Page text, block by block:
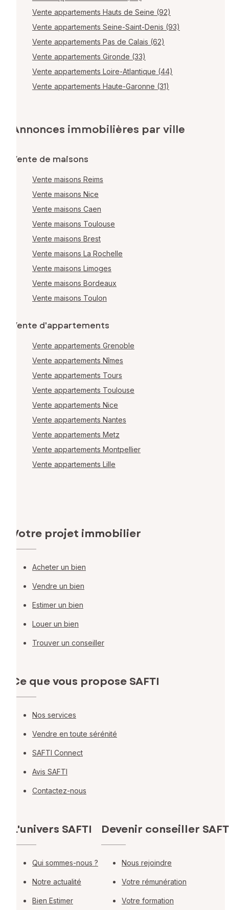
Vente appartements Hauts de Seine (92)
Vente appartements Seine-Saint-Denis (93)
Vente appartements Pas de Calais (62)
Vente appartements Gironde (33)
Vente appartements Loire-Atlantique (44)
Vente appartements Haute-Garonne (31)
Annonces immobilières par ville
Vente de maisons
Vente maisons Reims
Vente maisons Nice
Vente maisons Caen
Vente maisons Toulouse
Vente maisons Brest
Vente maisons La Rochelle
Vente maisons Limoges
Vente maisons Bordeaux
Vente maisons Toulon
Vente d'appartements
Vente appartements Grenoble
Vente appartements Nîmes
Vente appartements Tours
Vente appartements Toulouse
Vente appartements Nice
Vente appartements Nantes
Vente appartements Metz
Vente appartements Montpellier
Vente appartements Lille
Votre projet immobilier
Acheter un bien
Vendre un bien
Estimer un bien
Louer un bien
Trouver un conseiller
Ce que vous propose SAFTI
Nos services
Vendre en toute sérénité
SAFTI Connect
Avis SAFTI
Contactez-nous
L'univers SAFTI
Qui sommes-nous ?
Notre actualité
Bien Estimer
Devenir conseiller
Nous rejoindre
Votre rémunération
Votre formation